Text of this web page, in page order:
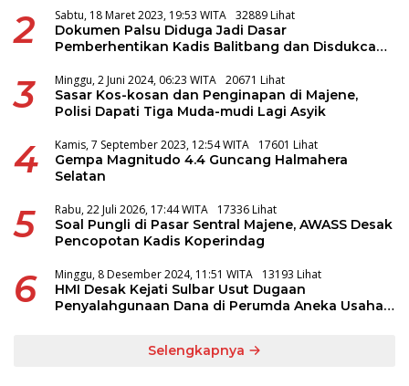
2 Sabtu, 18 Maret 2023, 19:53 WITA 32889 Lihat
Dokumen Palsu Diduga Jadi Dasar
Pemberhentikan Kadis Balitbang dan Disdukcapil
3 Minggu, 2 Juni 2024, 06:23 WITA 20671 Lihat
Sasar Kos-kosan dan Penginapan di Majene,
Polisi Dapati Tiga Muda-mudi Lagi Asyik
4 Kamis, 7 September 2023, 12:54 WITA 17601 Lihat
Gempa Magnitudo 4.4 Guncang Halmahera
Selatan
5 Rabu, 22 Juli 2026, 17:44 WITA 17336 Lihat
Soal Pungli di Pasar Sentral Majene, AWASS Desak
Pencopotan Kadis Koperindag
6 Minggu, 8 Desember 2024, 11:51 WITA 13193 Lihat
HMI Desak Kejati Sulbar Usut Dugaan
Penyalahgunaan Dana di Perumda Aneka Usaha
Selengkapnya